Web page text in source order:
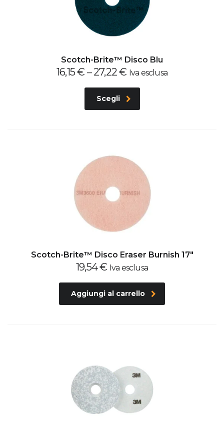
Scotch-Brite™ Disco Blu
16,15€ –27,22€ Iva esclusa
Scegli
Scotch-Brite™ Disco Eraser Burnish 17″
19,54€ Iva esclusa
Aggiungi al carrello